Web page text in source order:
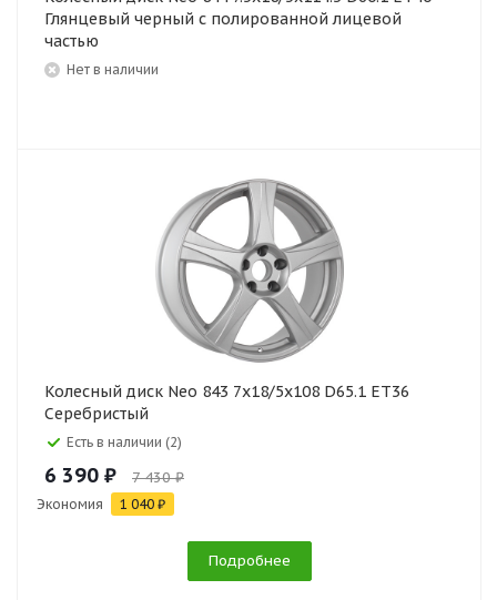
Глянцевый черный с полированной лицевой
частью
Нет в наличии
Колесный диск Neo 843 7x18/5x108 D65.1 ET36
Серебристый
Есть в наличии (2)
6 390 ₽ 7 430 ₽
Экономия 1 040 ₽
Подробнее